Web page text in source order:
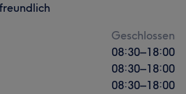
Geschlossen
08:30–18:00
08:30–18:00
08:30–18:00